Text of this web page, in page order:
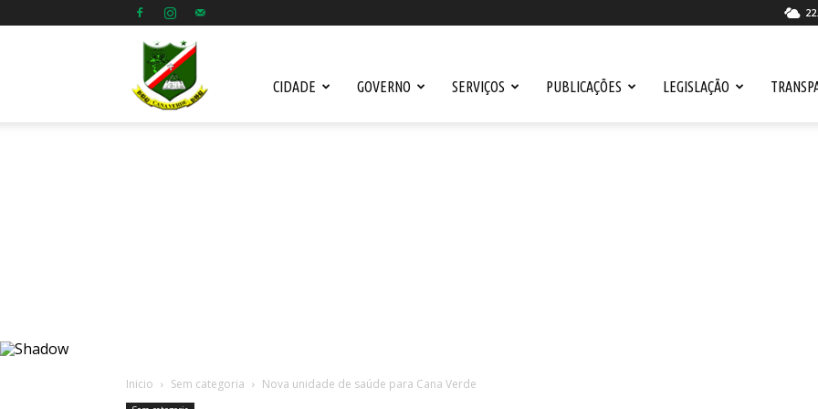
CIDADE GOVERNO SERVIÇOS PUBLICAÇÕES LEGISLAÇÃO
Inicio Sem categoria Nova unidade de saúde para Cana Verde